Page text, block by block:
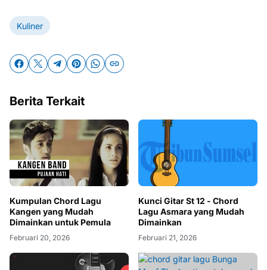
Kuliner
Berita Terkait
Kumpulan Chord Lagu
Kangen yang Mudah
Dimainkan untuk Pemula
Februari 20, 2026
Kunci Gitar St 12 - Chord
Lagu Asmara yang Mudah
Dimainkan
Februari 21, 2026